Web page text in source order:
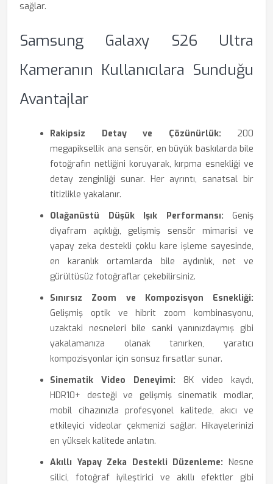
sağlar.
Samsung Galaxy S26 Ultra
Kameranın Kullanıcılara Sunduğu
Avantajlar
Rakipsiz Detay ve Çözünürlük: 200
megapiksellik ana sensör, en büyük baskılarda bile
fotoğrafın netliğini koruyarak, kırpma esnekliği ve
detay zenginliği sunar. Her ayrıntı, sanatsal bir
titizlikle yakalanır.
Olağanüstü Düşük Işık Performansı: Geniş
diyafram açıklığı, gelişmiş sensör mimarisi ve
yapay zeka destekli çoklu kare işleme sayesinde,
en karanlık ortamlarda bile aydınlık, net ve
gürültüsüz fotoğraflar çekebilirsiniz.
Sınırsız Zoom ve Kompozisyon Esnekliği:
Gelişmiş optik ve hibrit zoom kombinasyonu,
uzaktaki nesneleri bile sanki yanınızdaymış gibi
yakalamanıza olanak tanırken, yaratıcı
kompozisyonlar için sonsuz fırsatlar sunar.
Sinematik Video Deneyimi: 8K video kaydı,
HDR10+ desteği ve gelişmiş sinematik modlar,
mobil cihazınızla profesyonel kalitede, akıcı ve
etkileyici videolar çekmenizi sağlar. Hikayelerinizi
en yüksek kalitede anlatın.
Akıllı Yapay Zeka Destekli Düzenleme: Nesne
silici, fotoğraf iyileştirici ve akıllı efektler gibi